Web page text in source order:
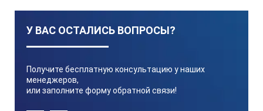
Точность:
NaOH ±0.2%
Минимальная индикация:
У ВАС ОСТАЛИСЬ ВОПРОСЫ?
Получите бесплатную консультацию у наших
менеджеров,
или заполните форму обратной связи!